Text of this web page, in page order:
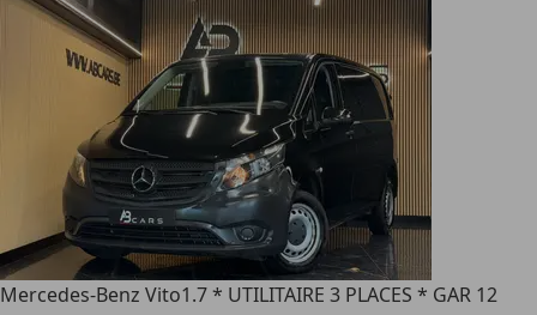
Mercedes-Benz Vito1.7 * UTILITAIRE 3 PLACES * GAR 12